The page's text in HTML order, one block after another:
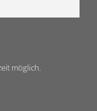
möglich.